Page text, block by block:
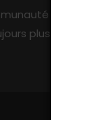
de My
plus de fun !